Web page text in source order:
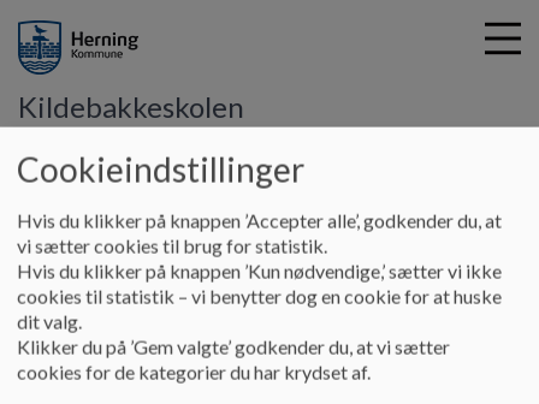
Kildebakkeskolen
Politikker og retningslinjer Principper
Principper for den
understøttende undervisning
Principper for den understøttende
undervisning
Cookieindstillinger
Hvis du klikker på knappen ’Accepter alle’, godkender du, at
vi sætter cookies til brug for statistik.
Hvis du klikker på knappen ’Kun nødvendige,’ sætter vi ikke
cookies til statistik – vi benytter dog en cookie for at huske
dit valg.
Klikker du på ’Gem valgte’ godkender du, at vi sætter
cookies for de kategorier du har krydset af.